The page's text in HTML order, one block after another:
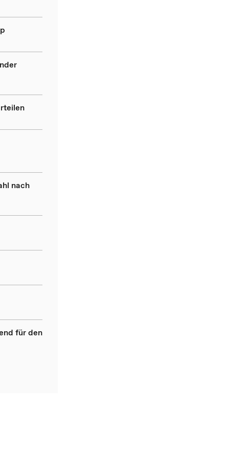
nach
für den